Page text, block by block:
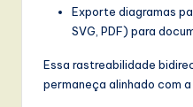
Exporte diagramas
SVG, PDF) para
Essa rastreabilidade
permaneça alinhado com